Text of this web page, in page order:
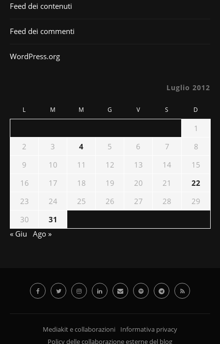
Feed dei contenuti
Feed dei commenti
WordPress.org
Luglio 2012
L M M G V S D
1
2
3 4 5 6 7
8
9
10 11 12 13 14
15
16
17 18 19 20 21
22
23
24 25 26 27 28
29
30
31
« Giu
Ago »
Mediakit e collaborazioni
Informativa privacy
Policy delle collaborazione esterne del blog